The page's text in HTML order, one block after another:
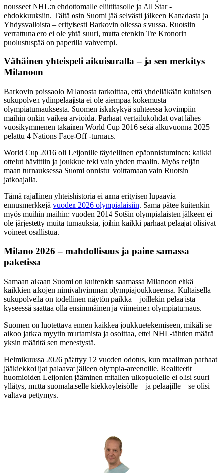
nousseet NHL:n ehdottomalle eliittitasolle ja All Star -
ehdokkuuksiin. Tältä osin Suomi jää selvästi jälkeen Kanadasta ja
Yhdysvalloista – erityisesti Barkovin ollessa sivussa. Ruotsiin
verrattuna ero ei ole yhtä suuri, mutta etenkin Tre Kronorin
puolustuspää on paperilla vahvempi.
Vähäinen yhteispeli aikuisuralla – ja sen merkitys
Milanoon
Barkovin poissaolo Milanosta tarkoittaa, että yhdelläkään kultaisen
sukupolven ydinpelaajista ei ole aiempaa kokemusta
olympiaturnauksesta. Suomen iskukykyä suhteessa kovimpiin
maihin onkin vaikea arvioida. Parhaat vertailukohdat ovat lähes
vuosikymmenen takainen World Cup 2016 sekä alkuvuonna 2025
pelattu 4 Nations Face-Off -turnaus.
World Cup 2016 oli Leijonille täydellinen epäonnistuminen: kaikki
ottelut hävittiin ja joukkue teki vain yhden maalin. Myös neljän
maan turnauksessa Suomi onnistui voittamaan vain Ruotsin
jatkoajalla.
Tämä rajallinen yhteishistoria ei anna erityisen lupaavia
ennusmerkkejä vuoden 2026 olympialaisiin. Sama pätee kuitenkin
myös muihin maihin: vuoden 2014 Sotšin olympialaisten jälkeen ei
ole järjestetty muita turnauksia, joihin kaikki parhaat pelaajat olisivat
voineet osallistua.
Milano 2026 – mahdollisuus ja paine samassa
paketissa
Samaan aikaan Suomi on kuitenkin saamassa Milanoon ehkä
kaikkien aikojen nimivahvimman olympiajoukkueensa. Kultaisella
sukupolvella on todellinen näytön paikka – joillekin pelaajista
kyseessä saattaa olla ensimmäinen ja viimeinen olympiaturnaus.
Suomen on luotettava ennen kaikkea joukkuetekemiseen, mikäli se
aikoo jatkaa myytin murtamista ja osoittaa, ettei NHL-tähtien määrä
yksin määritä sen menestystä.
Helmikuussa 2026 päättyy 12 vuoden odotus, kun maailman parhaat
jääkiekkoilijat palaavat jälleen olympia-areenoille. Realiteetit
huomioiden Leijonien jääminen mitalien ulkopuolelle ei olisi suuri
yllätys, mutta suomalaiselle kiekkoyleisölle – ja pelaajille – se olisi
valtava pettymys.